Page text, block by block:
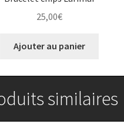
25,00€
Ajouter au panier
similaires